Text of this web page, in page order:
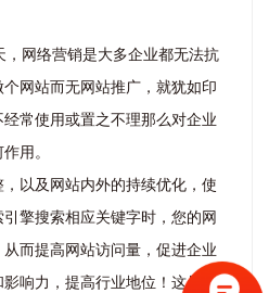
网络营销是大多企业都无法抗
网站而无网站推广，就犹如印
常使用或置之不理那么对企业
用。
以及网站内外的持续优化，使
擎搜索相应关键字时，您的网
而提高网站访问量，促进企业
响力，提高行业地位！这是一